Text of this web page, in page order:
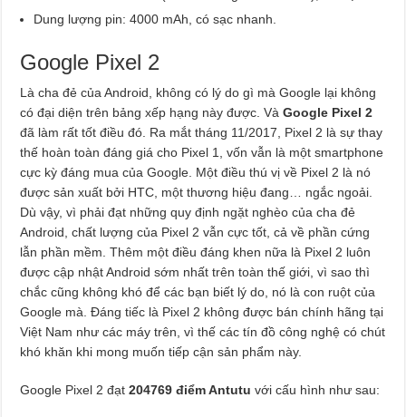
Dung lượng pin: 4000 mAh, có sạc nhanh.
Google Pixel 2
Là cha đẻ của Android, không có lý do gì mà Google lại không
có đại diện trên bảng xếp hạng này được. VàGoogle Pixel 2
đã làm rất tốt điều đó. Ra mắt tháng 11/2017, Pixel 2 là sự thay
thế hoàn toàn đáng giá cho Pixel 1, vốn vẫn là một smartphone
cực kỳ đáng mua của Google. Một điều thú vị về Pixel 2 là nó
được sản xuất bởi HTC, một thương hiệu đang… ngắc ngoải.
Dù vậy, vì phải đạt những quy định ngặt nghèo của cha đẻ
Android, chất lượng của Pixel 2 vẫn cực tốt, cả về phần cứng
lẫn phần mềm. Thêm một điều đáng khen nữa là Pixel 2 luôn
được cập nhật Android sớm nhất trên toàn thế giới, vì sao thì
chắc cũng không khó để các bạn biết lý do, nó là con ruột của
Google mà. Đáng tiếc là Pixel 2 không được bán chính hãng tại
Việt Nam như các máy trên, vì thế các tín đồ công nghệ có chút
khó khăn khi mong muốn tiếp cận sản phẩm này.
Google Pixel 2 đạt204769 điểm Antutu với cấu hình như sau: